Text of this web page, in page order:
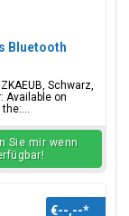
Bluetooth
Schwarz,
Available on
Sie mir wenn
€--,--*